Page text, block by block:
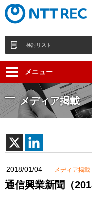
検討リスト
メニュー
メディア掲載
2018/01/04 メディア掲載
通信興業新聞（